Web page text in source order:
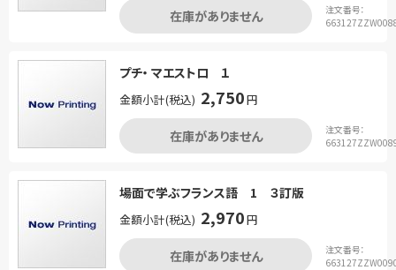
在庫がありません
注文番号：
プチ・ マエストロ １
金額小計(税込) 2,750円
在庫がありません
注文番号：
場面で学ぶフランス語 1 ３訂版
金額小計(税込) 2,970円
在庫がありません
注文番号：